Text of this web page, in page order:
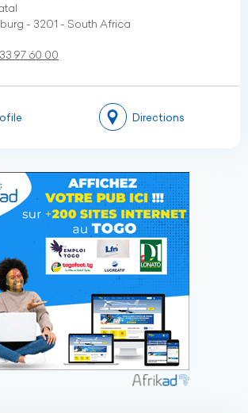
- 3201 - South Africa
97 60 00
Directions